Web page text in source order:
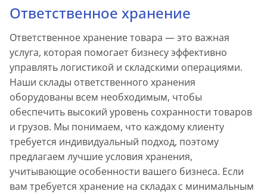
Ответственное хранение
Ответственное хранение товара — это важная
услуга, которая помогает бизнесу эффективно
управлять логистикой и складскими операциями.
Наши склады ответственного хранения
оборудованы всем необходимым, чтобы
обеспечить высокий уровень сохранности товаров
и грузов. Мы понимаем, что каждому клиенту
требуется индивидуальный подход, поэтому
предлагаем лучшие условия хранения,
учитывающие особенности вашего бизнеса. Если
вам требуется хранение на складах с минимальным